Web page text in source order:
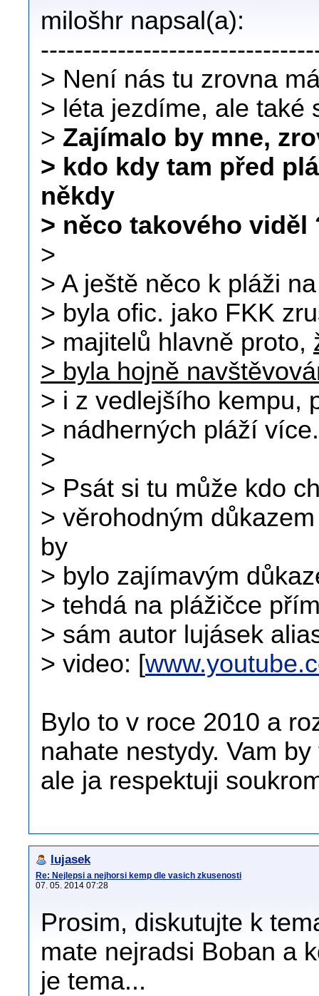
milošhr napsal(a):
> Není nás tu zrovna
> léta jezdíme, ale také
> Zajímalo by mne,
> kdo kdy tam před
někdy
> něco takového viděl
>
> A ještě něco k pláži
> byla ofic. jako FKK
> majitelů hlavně proto,
> byla hojně
> i z vedlejšího kempu,
> nádherných pláží více.
>
> Psát si tu může kdo
> věrohodným
by
> bylo zajímavým
> tehdá na plážičce
> sám autor lujásek
> video: [
Bylo to v roce 2010 a
nahate nestydy. Vam
ale ja respektuji
lujasek
Re: Nejlepsi a nejhorsi kemp dle vasich zkusenosti
07. 05. 2014 07:28
Prosim, diskutujte k
mate nejradsi Boban a
je tema...